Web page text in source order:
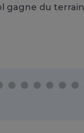
gagne du terrain